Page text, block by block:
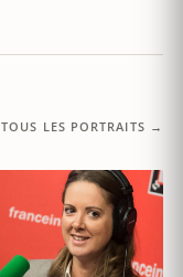
TOUS LES PORTRAITS →